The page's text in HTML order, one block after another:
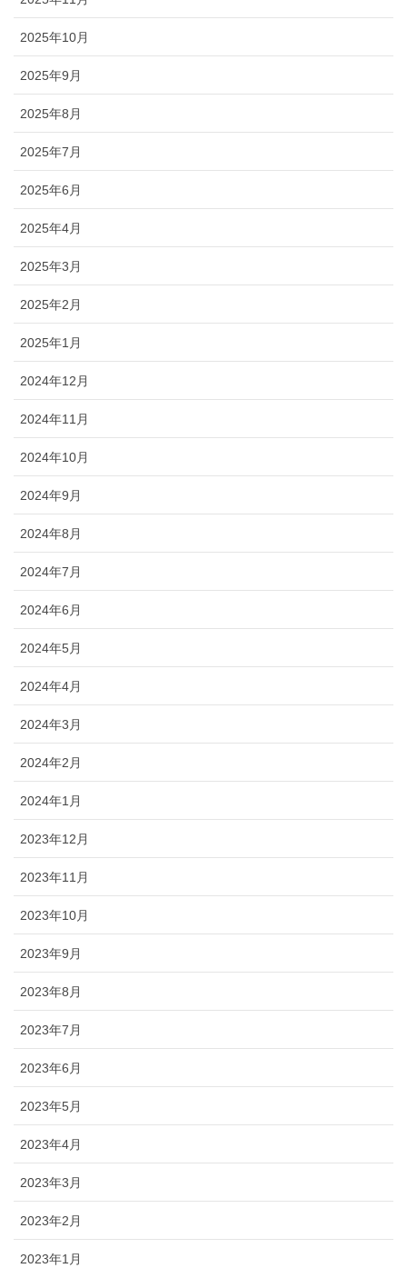
2025年10月
2025年9月
2025年8月
2025年7月
2025年6月
2025年4月
2025年3月
2025年2月
2025年1月
2024年12月
2024年11月
2024年10月
2024年9月
2024年8月
2024年7月
2024年6月
2024年5月
2024年4月
2024年3月
2024年2月
2024年1月
2023年12月
2023年11月
2023年10月
2023年9月
2023年8月
2023年7月
2023年6月
2023年5月
2023年4月
2023年3月
2023年2月
2023年1月